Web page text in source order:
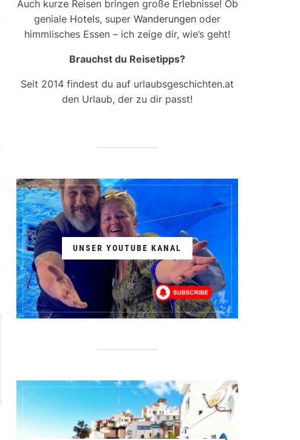
Auch kurze Reisen bringen große Erlebnisse! Ob
geniale Hotels, super Wanderungen oder
himmlisches Essen – ich zeige dir, wie’s geht!
Brauchst du Reisetipps?
Seit 2014 findest du auf urlaubsgeschichten.at
den Urlaub, der zu dir passt!
UNSER YOUTUBE KANAL